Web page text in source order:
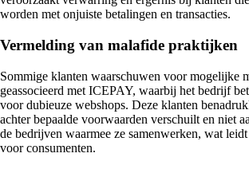
worden met onjuiste betalingen en transacties.
Vermelding van malafide praktijken
Sommige klanten waarschuwen voor mogelijke
geassocieerd met ICEPAY, waarbij het bedrijf
voor dubieuze webshops. Deze klanten
achter bepaalde voorwaarden verschuilt en niet
de bedrijven waarmee ze samenwerken, wat
voor consumenten.